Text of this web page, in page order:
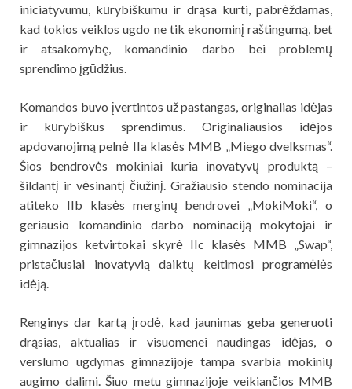
iniciatyvumu, kūrybiškumu ir drąsa kurti, pabrėždamas,
kad tokios veiklos ugdo ne tik ekonominį raštingumą, bet
ir atsakomybę, komandinio darbo bei problemų
sprendimo įgūdžius.
Komandos buvo įvertintos už pastangas, originalias idėjas
ir kūrybiškus sprendimus. Originaliausios idėjos
apdovanojimą pelnė IIa klasės MMB „Miego dvelksmas“.
Šios bendrovės mokiniai kuria inovatyvų produktą –
šildantį ir vėsinantį čiužinį. Gražiausio stendo nominacija
atiteko IIb klasės merginų bendrovei „MokiMoki“, o
geriausio komandinio darbo nominaciją mokytojai ir
gimnazijos ketvirtokai skyrė IIc klasės MMB „Swap“,
pristačiusiai inovatyvią daiktų keitimosi programėlės
idėją.
Renginys dar kartą įrodė, kad jaunimas geba generuoti
drąsias, aktualias ir visuomenei naudingas idėjas, o
verslumo ugdymas gimnazijoje tampa svarbia mokinių
augimo dalimi. Šiuo metu gimnazijoje veikiančios MMB